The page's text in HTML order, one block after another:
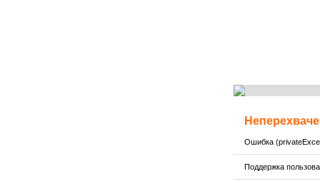
Ошибка
Поддержка